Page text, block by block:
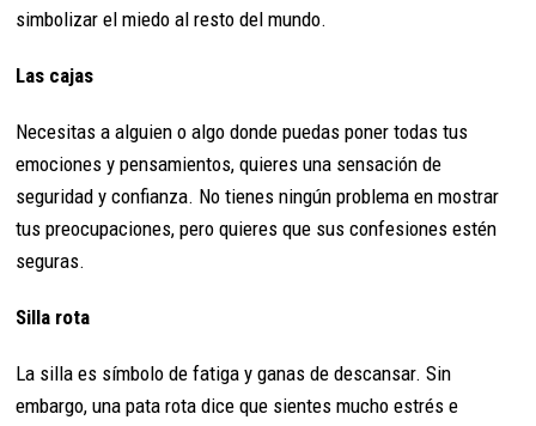
simbolizar el miedo al resto del mundo.
Las cajas
Necesitas a alguien o algo donde puedas poner todas tus
emociones y pensamientos, quieres una sensación de
seguridad y confianza. No tienes ningún problema en mostrar
tus preocupaciones, pero quieres que sus confesiones estén
seguras.
Silla rota
La silla es símbolo de fatiga y ganas de descansar. Sin
embargo, una pata rota dice que sientes mucho estrés e